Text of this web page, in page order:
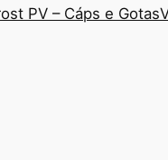
PV – Cáps e Gotas